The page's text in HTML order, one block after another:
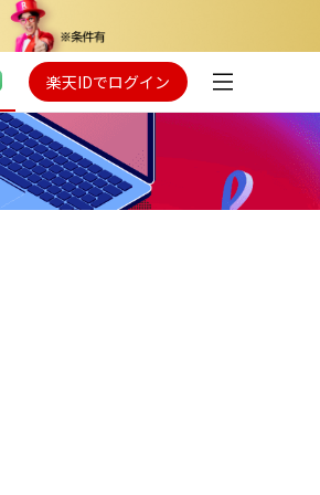
楽天IDでログイン